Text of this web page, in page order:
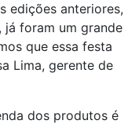
edições anteriores,
já foram um grande
que essa festa
Lima, gerente de
dos produtos é